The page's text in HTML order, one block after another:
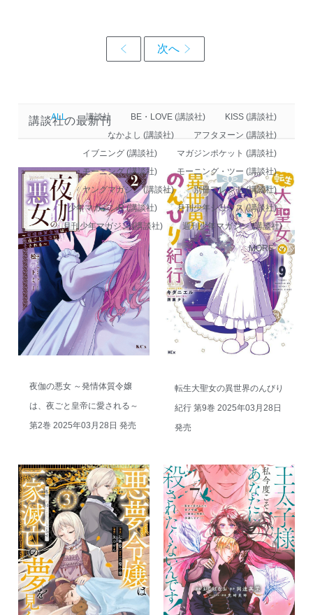
講談社の最新刊
ALL 講談社 BE・LOVE (講談社)
KISS (講談社)
なかよし (講談社)
アフタヌーン (講談社)
イブニング (講談社)
マガジンポケット (講談社)
モーニング (講談社)
モーニング・ツー (講談社)
ヤングマガジン (講談社)
別冊フレンド (講談社)
少年マガジンR (講談社)
月刊少年シリウス (講談社)
月刊少年マガジン (講談社)
週刊少年マガジン (講談社)
MORE
夜伽の悪女 ～発情体質令嬢
は、夜ごと皇帝に愛される～
第2巻 2025年03月28日 発売
転生大聖女の異世界のんびり
紀行 第9巻 2025年03月28日
発売